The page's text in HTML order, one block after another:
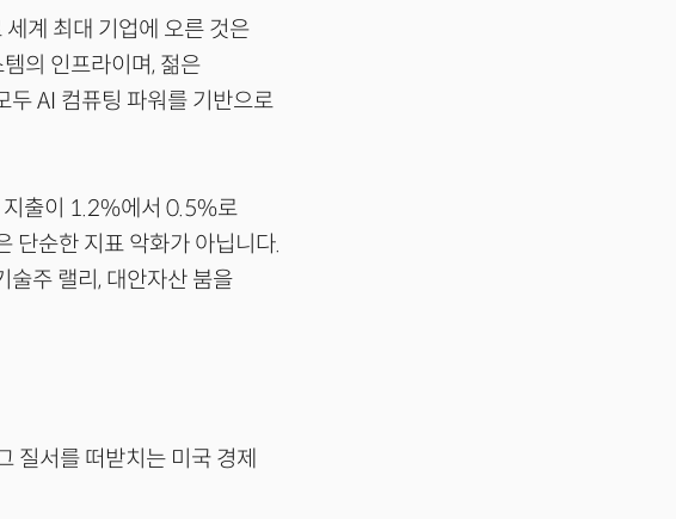
계 최대 기업에 오른 것은
의 인프라이며, 젊은
두 AI 컴퓨팅 파워를 기반으로
지출이 1.2%에서 0.5%로
단순한 지표 악화가 아닙니다.
주 랠리, 대안자산 붐을
질서를 떠받치는 미국 경제